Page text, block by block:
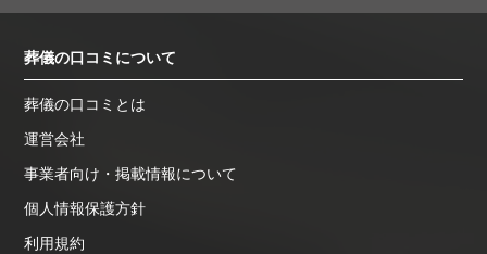
葬儀の口コミについて
葬儀の口コミとは
運営会社
事業者向け・掲載情報について
個人情報保護方針
利用規約